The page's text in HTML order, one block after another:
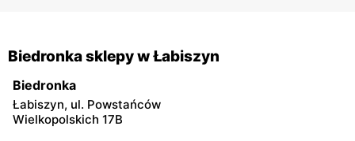
Biedronka sklepy w Łabiszyn
Biedronka
Łabiszyn, ul. Powstańców
Wielkopolskich 17B